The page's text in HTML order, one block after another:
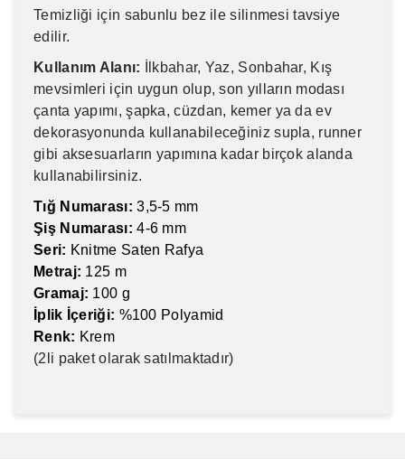
Temizliği için sabunlu bez ile silinmesi tavsiye
edilir.
Kullanım Alanı:
İlkbahar, Yaz, Sonbahar, Kış
mevsimleri için uygun olup, son yılların modası
çanta yapımı, şapka, cüzdan, kemer ya da ev
dekorasyonunda kullanabileceğiniz supla, runner
gibi aksesuarların yapımına kadar birçok alanda
kullanabilirsiniz.
Tığ Numarası: 3,5-5 mm
Şiş Numarası: 4-6 mm
Seri: Knitme Saten Rafya
Metraj: 125 m
Gramaj: 100 g
İplik İçeriği: %100 Polyamid
Renk: Krem
(2li paket olarak satılmaktadır)